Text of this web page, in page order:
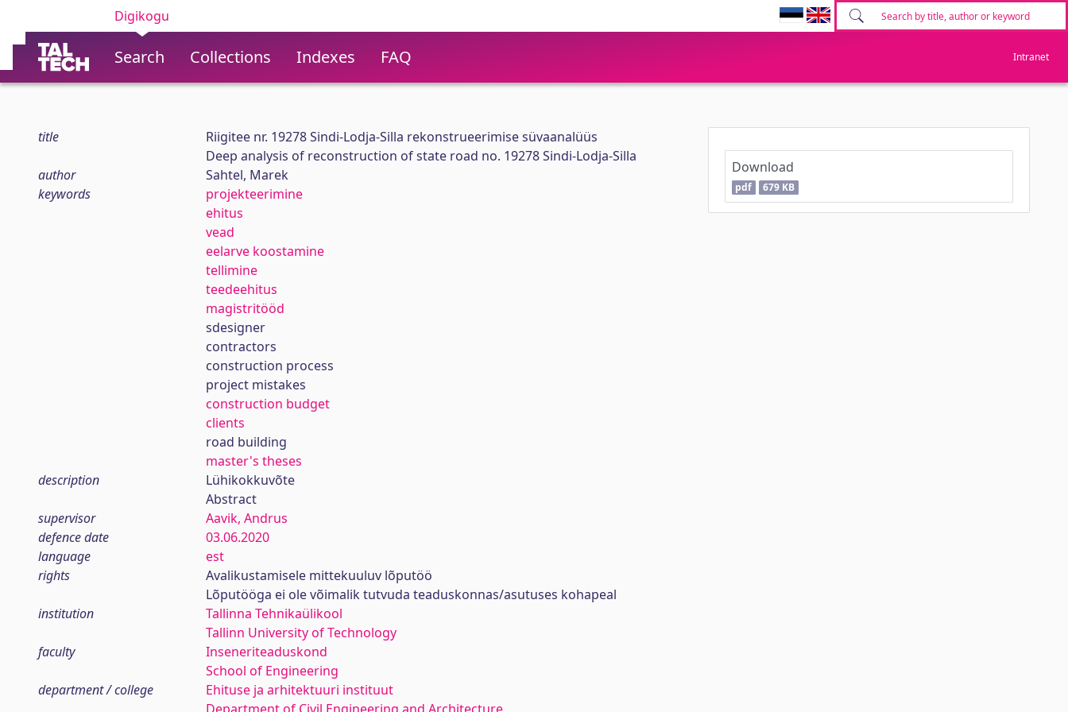
Digikogu
Search Collections Indexes FAQ Intranet
title
Riigitee nr. 19278 Sindi-Lodja-Silla rekonstrueerimise süvaanalüüs
Deep analysis of reconstruction of state road no. 19278 Sindi-Lodja-Silla
author
Sahtel, Marek
keywords
projekteerimine
ehitus
vead
eelarve koostamine
tellimine
teedeehitus
magistritööd
sdesigner
contractors
construction process
project mistakes
construction budget
clients
road building
master's theses
description
Lühikokkuvõte
Abstract
supervisor
Aavik, Andrus
defence date
03.06.2020
language
est
rights
Avalikustamisele mittekuuluv lõputöö
Lõputööga ei ole võimalik tutvuda teaduskonnas/asutuses kohapeal
institution
Tallinna Tehnikaülikool
Tallinn University of Technology
faculty
Inseneriteaduskond
School of Engineering
department / college
Ehituse ja arhitektuuri instituut
Download
pdf 679 KB